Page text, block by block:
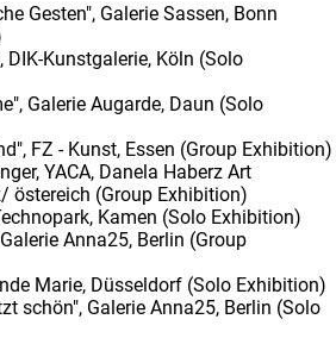
Gesten", Galerie Sassen, Bonn
DIK-Kunstgalerie, Köln (Solo
Galerie Augarde, Daun (Solo
FZ - Kunst, Essen (Group Exhibition)
YACA, Danela Haberz Art
östereich (Group Exhibition)
Kamen (Solo Exhibition)
Anna25, Berlin (Group
Marie, Düsseldorf (Solo Exhibition)
schön", Galerie Anna25, Berlin (Solo